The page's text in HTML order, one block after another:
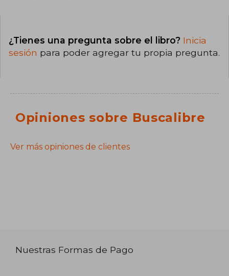
¿Tienes una pregunta sobre el libro? Inicia
sesión para poder agregar tu propia pregunta.
Opiniones sobre Buscalibre
Ver más opiniones de clientes
Nuestras Formas de Pago